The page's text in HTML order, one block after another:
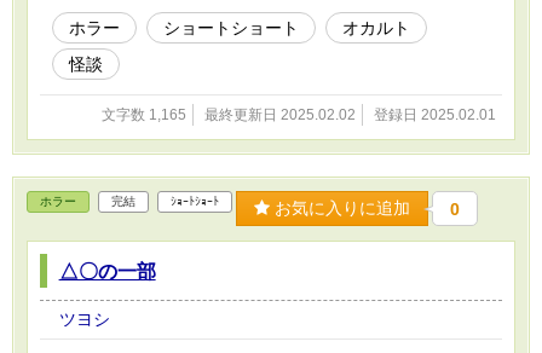
ホラー ショートショート
オカルト
怪談
文字数 1,165 最終更新日 2025.02.02 登録日 2025.02.01
ホラー 完結 ｼｮｰﾄｼｮｰﾄ お気に入りに追加 0
△〇の一部
ツヨシ